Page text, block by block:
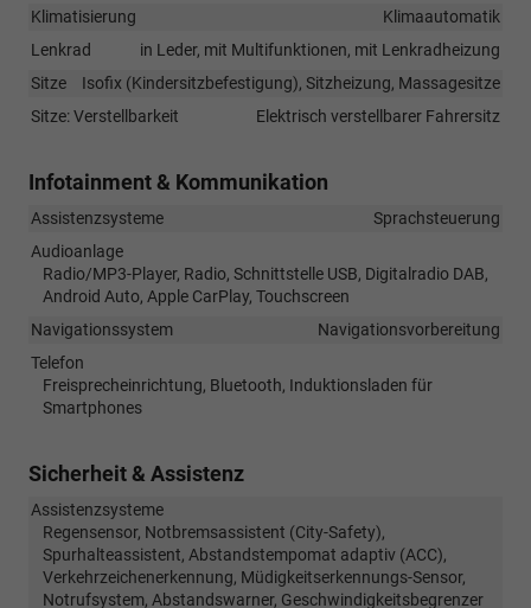
Klimatisierung
Klimaautomatik
Lenkrad
in Leder, mit Multifunktionen, mit Lenkradheizung
Sitze
Isofix (Kindersitzbefestigung), Sitzheizung, Massagesitze
Sitze: Verstellbarkeit
Elektrisch verstellbarer Fahrersitz
Infotainment & Kommunikation
Assistenzsysteme
Sprachsteuerung
Audioanlage
Radio/MP3-Player, Radio, Schnittstelle USB, Digitalradio DAB,
Android Auto, Apple CarPlay, Touchscreen
Navigationssystem
Navigationsvorbereitung
Telefon
Freisprecheinrichtung, Bluetooth, Induktionsladen für
Smartphones
Sicherheit & Assistenz
Assistenzsysteme
Regensensor, Notbremsassistent (City-Safety),
Spurhalteassistent, Abstandstempomat adaptiv (ACC),
Verkehrzeichenerkennung, Müdigkeitserkennungs-Sensor,
Notrufsystem, Abstandswarner, Geschwindigkeitsbegrenzer